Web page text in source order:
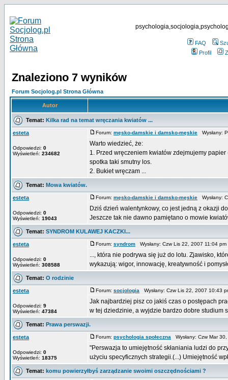
FAQ
Profil
Znaleziono 7 wyników
Forum Socjolog.pl Strona Główna
Autor
Temat: Kilka rad na temat wręczania kwiatów ...
esteta
Odpowiedzi: 0
Wyświetleń: 234682
Forum: męsko-damskie i damsko-męskie Wysłany:
Warto wiedzieć, że:
1. Przed wręczeniem kwiatów zdejmujemy
spotka taki smutny los.
2. Bukiet wręczam ...
Temat: Mowa kwiatów.
esteta
Odpowiedzi: 0
Wyświetleń: 19043
Forum: męsko-damskie i damsko-męskie Wysłany:
Dziś dzień walentynkowy, co jest jedną z okazji
Jeszcze tak nie dawno pamiętano o mowie
Temat: SYNDROM KULAWEJ KACZKI...
esteta
Odpowiedzi: 0
Wyświetleń: 308588
Forum: syndrom Wysłany: Czw Lis 22, 2007 11:04
..., która nie podrywa się już do lotu. Zjawisko,
wykazują: wigor, innowację, kreatywność i
Temat: O rodzinie
esteta
Odpowiedzi: 9
Wyświetleń: 47384
Forum: socjologia Wysłany: Czw Lis 22, 2007 10:43
Jak najbardziej pisz co jakiś czas o postępach
w tej dziedzinie, a wyjdzie bardzo dobre studium
Temat: Prawa perswazji.
esteta
Odpowiedzi: 0
Wyświetleń: 18375
Forum: psychologia społeczna Wysłany: Czw Mar
"Perswazja to umiejętność skłaniania ludzi do
użyciu specyficznych strategii.(...) Umiejętność
Temat: komu powierzyłbyś zarządzanie swoimi oszczędnościami ?